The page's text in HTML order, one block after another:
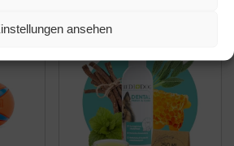
ansehen
zu 6 Monate - In...
-18%